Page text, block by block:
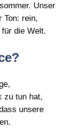
Unser
Ton: rein,
die Welt.
zu tun hat,
unsere